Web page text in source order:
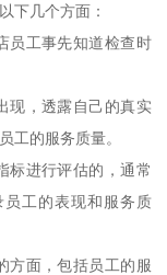
下几个方面：
员工事先知道检查时
现，透露自己的真实
工的服务质量。
标进行评估的，通常
工的表现和服务质
方面，包括员工的服